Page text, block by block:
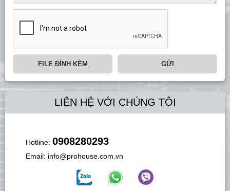
FILE ĐÍNH KÈM GỬI
LIÊN HỆ VỚI CHÚNG TÔI
Hotline: 0908280293
Email: info@prohouse.com.vn